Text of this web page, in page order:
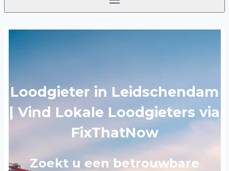
Loodgieter in Leidschendam
| Vind Lokale Loodgieters via
FixThatNow
Zoekt u een betrouwbare